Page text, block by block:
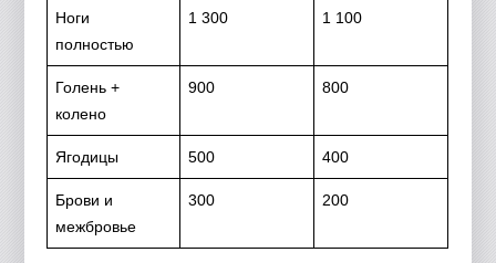
Ноги
полностью
1 300 1 100
Голень +
колено
900 800
Ягодицы 500 400
Брови и
межбровье
300 200